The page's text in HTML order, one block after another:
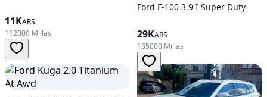
11KARS
112000 Millas
Ford F-100 3.9 I Super Duty
29KARS
135000 Millas